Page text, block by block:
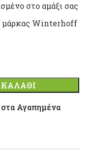
στο αμάξι σας
μάρκας Winterhoff
Αγαπημένα